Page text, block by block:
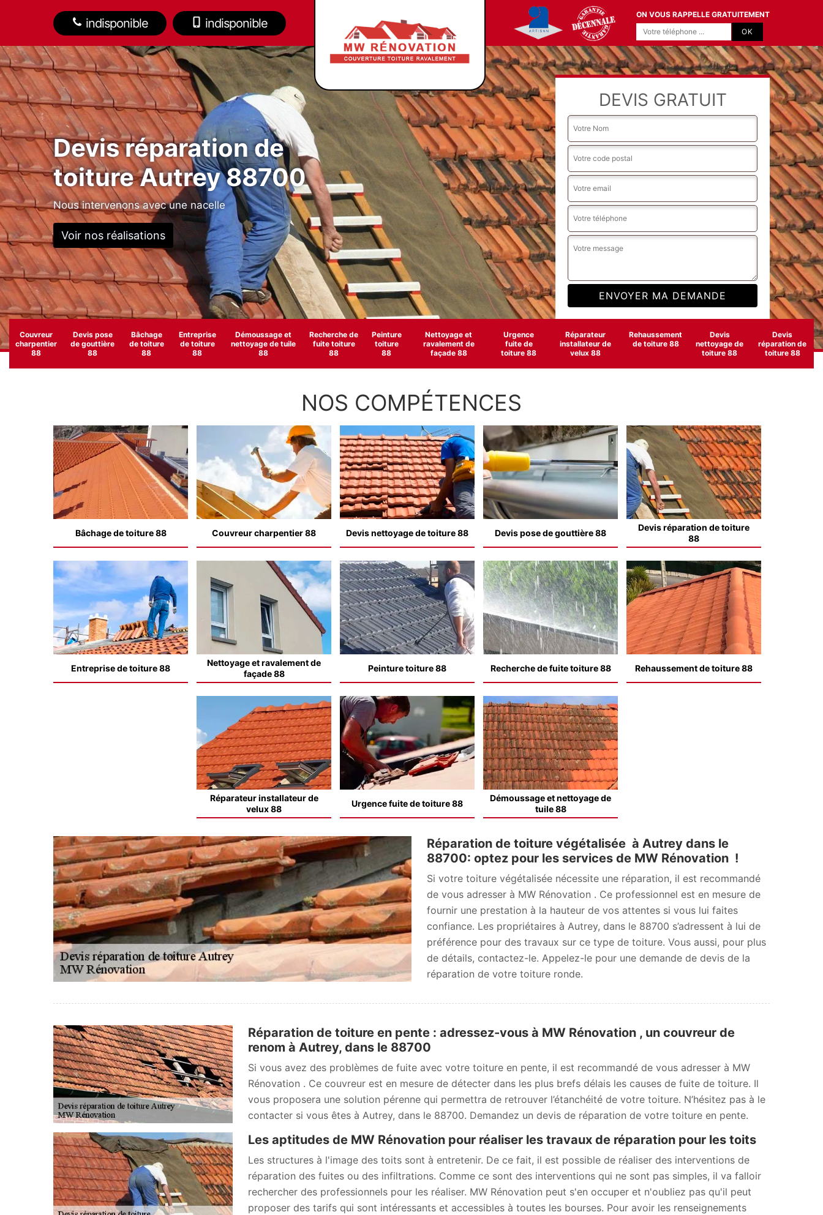
indisponible indisponible
ON VOUS RAPPELLE GRATUITEMENT
Devis réparation de
toiture Autrey 88700
Nous intervenons avec une nacelle
Voir nos réalisations
DEVIS GRATUIT
Couvreur
charpentier
88
Devis pose
de gouttière
88
Bâchage
de toiture
88
Entreprise
de toiture
88
Démoussage et
nettoyage de tuile
88
Recherche de
fuite toiture
88
Peinture
toiture
88
Nettoyage et
ravalement de
façade 88
Urgence
fuite de
toiture 88
Réparateur
installateur de
velux 88
Rehaussement
de toiture 88
Devis
nettoyage de
toiture 88
Devis
réparation de
toiture 88
NOS COMPÉTENCES
Bâchage de toiture 88 Couvreur charpentier 88 Devis nettoyage de toiture 88 Devis pose de gouttière 88
Devis réparation de toiture
88
Entreprise de toiture 88
Nettoyage et ravalement de
façade 88
Peinture toiture 88 Recherche de fuite toiture 88 Rehaussement de toiture 88
Réparateur installateur de
velux 88
Urgence fuite de toiture 88
Démoussage et nettoyage de
tuile 88
Réparation de toiture végétalisée à Autrey dans le
88700: optez pour les services de MW Rénovation !
Si votre toiture végétalisée nécessite une réparation, il est recommandé
de vous adresser à MW Rénovation . Ce professionnel est en mesure de
fournir une prestation à la hauteur de vos attentes si vous lui faites
confiance. Les propriétaires à Autrey, dans le 88700 s’adressent à lui de
préférence pour des travaux sur ce type de toiture. Vous aussi, pour plus
de détails, contactez-le. Appelez-le pour une demande de devis de la
réparation de votre toiture ronde.
Réparation de toiture en pente : adressez-vous à MW Rénovation , un couvreur de
renom à Autrey, dans le 88700
Si vous avez des problèmes de fuite avec votre toiture en pente, il est recommandé de vous adresser à MW
Rénovation . Ce couvreur est en mesure de détecter dans les plus brefs délais les causes de fuite de toiture. Il
vous proposera une solution pérenne qui permettra de retrouver l’étanchéité de votre toiture. N’hésitez pas à le
contacter si vous êtes à Autrey, dans le 88700. Demandez un devis de réparation de votre toiture en pente.
Les aptitudes de MW Rénovation pour réaliser les travaux de réparation pour les toits
Les structures à l'image des toits sont à entretenir. De ce fait, il est possible de réaliser des interventions de
réparation des fuites ou des infiltrations. Comme ce sont des interventions qui ne sont pas simples, il va falloir
rechercher des professionnels pour les réaliser. MW Rénovation peut s'en occuper et n'oubliez pas qu'il peut
proposer des tarifs qui sont intéressants et accessibles à toutes les bourses. Pour avoir les renseignements